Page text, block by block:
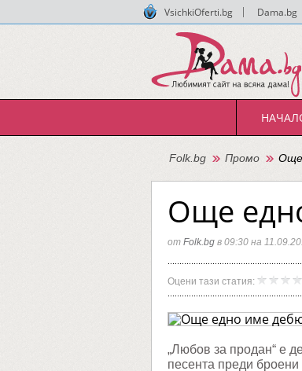
VsichkiOferti.bg Dama.bg
Folk.bg Промо Още
Още
от Folk.bg в 09:30 на
Оцени тази статия:
„Любов за продан“ е
песента преди